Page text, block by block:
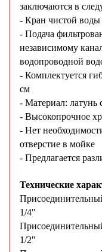
заключаются в
- Кран чистой воды
- Подача
независимому
водопроводной
- Комплектуется
см
- Материал: латунь
- Высокопрочное
- Нет
отверстие в мойке
- Предлагается
Технические
1/4″
1/2″